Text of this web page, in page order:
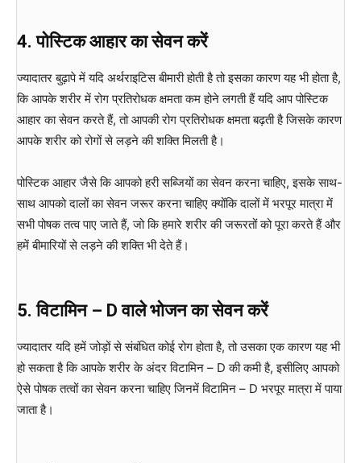
4.पोस्टिक आहार का सेवन करें
ज्यादातर बुढ़ापे में यदि अर्थराइटिस बीमारी होती है तो इसका कारण यह भी होता है,
कि आपके शरीर में रोग प्रतिरोधक क्षमता कम होने लगती हैं यदि आप पोस्टिक
आहार का सेवन करते हैं, तो आपकी रोग प्रतिरोधक क्षमता बढ़ती है जिसके कारण
आपके शरीर को रोगों से लड़ने की शक्ति मिलती है।
पोस्टिक आहार जैसे कि आपको हरी सब्जियों का सेवन करना चाहिए, इसके साथ-
साथ आपको दालों का सेवन जरूर करना चाहिए क्योंकि दालों में भरपूर मात्रा में
सभी पोषक तत्व पाए जाते हैं, जो कि हमारे शरीर की जरूरतों को पूरा करते हैं और
हमें बीमारियों से लड़ने की शक्ति भी देते हैं।
5.विटामिन– Dवाले भोजन का सेवन करें
ज्यादातर यदि हमें जोड़ों से संबंधित कोई रोग होता है, तो उसका एक कारण यह भी
हो सकता है कि आपके शरीर के अंदर विटामिन – D की कमी है, इसीलिए आपको
ऐसे पोषक तत्वों का सेवन करना चाहिए जिनमें विटामिन – D भरपूर मात्रा में पाया
जाता है।